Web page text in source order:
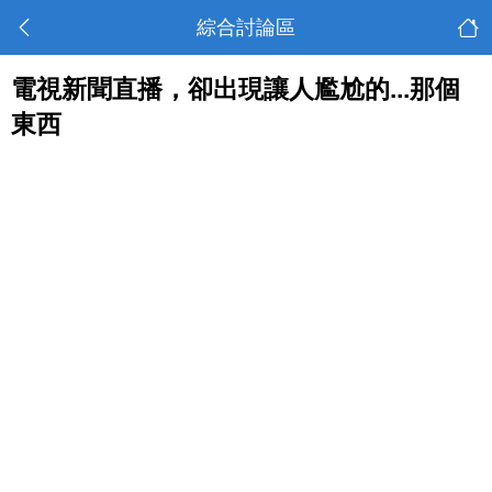
綜合討論區
電視新聞直播，卻出現讓人尷尬的...那個
東西